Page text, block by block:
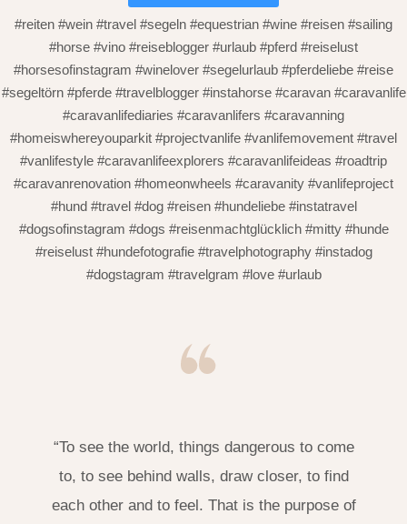
#reiten #wein #travel #segeln #equestrian #wine #reisen #sailing
#horse #vino #reiseblogger #urlaub #pferd #reiselust
#horsesofinstagram #winelover #segelurlaub #pferdeliebe #reise
#segeltörn #pferde #travelblogger #instahorse #caravan #caravanlife
#caravanlifediaries #caravanlifers #caravanning
#homeiswhereyouparkit #projectvanlife #vanlifemovement #travel
#vanlifestyle #caravanlifeexplorers #caravanlifeideas #roadtrip
#caravanrenovation #homeonwheels #caravanity #vanlifeproject
#hund #travel #dog #reisen #hundeliebe #instatravel
#dogsofinstagram #dogs #reisenmachtglücklich #mitty #hunde
#reiselust #hundefotografie #travelphotography #instadog
#dogstagram #travelgram #love #urlaub
“To see the world, things dangerous to come
to, to see behind walls, draw closer, to find
each other and to feel. That is the purpose of